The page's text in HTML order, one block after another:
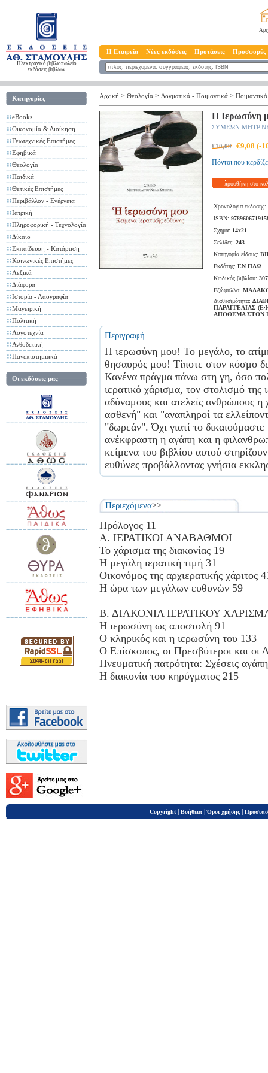
Ηλεκτρονικό βιβλιοπωλείο
εκδόσεις βιβλίων
Η Εταιρεία Νέες εκδόσεις Προτάσεις Προσφορές
Κατηγορίες
eBooks
Οικονομία & Διοίκηση
Γεωτεχνικές Επιστήμες
Εφηβικά
Θεολογία
Παιδικά
Θετικές Επιστήμες
Περιβάλλον - Ενέργεια
Ιατρική
Πληροφορική - Τεχνολογία
Δίκαιο
Εκπαίδευση - Κατάρτιση
Κοινωνικές Επιστήμες
Λεξικά
Διάφορα
Ιστορία - Λαογραφία
Μαγειρική
Πολιτική
Λογοτεχνία
Ανθοδετική
Πανεπιστημιακά
Οι εκδόσεις μας
Αρχική > Θεολογία > Δογματικά - Ποιμαντικά > Ποιμαντικά
Η Ιερωσύνη
ΣΥΜΕΩΝ
€10,09 €9,08 (-
Πόντοι που
προσθήκη στο
Χρονολογία έκδοσης:
ISBN:
Σχήμα: 14x21
Σελίδες: 243
Κατηγορία είδους:
Εκδότης: ΕΝ ΠΛΩ
Κωδικός βιβλίου:
Εξώφυλλο:
Διαθεσιμότητα:
ΠΑΡΑΓΓΕΛΙΑΣ
ΑΠΟΘΕΜΑ ΣΤΟΝ
Περιγραφή
Η ιερωσύνη μου! Το μεγάλο, το
θησαυρός μου! Τίποτε στον κόσμο
Κανένα πράγμα πάνω στη γη, όσο
ιερατικό χάρισμα, τον στολισμό
αδύναμους και ατελείς ανθρώπους
ασθενή" και "αναπληροί τα
"δωρεάν". Όχι γιατί το δικαιούμαστε
ανέκφραστη η αγάπη και η
κείμενα του βιβλίου αυτού
ευθύνες προβάλλοντας γνήσια
Περιεχόμενα>>
Πρόλογος 11
Α. ΙΕΡΑΤΙΚΟΙ ΑΝΑΒΑΘΜΟΙ
Το χάρισμα της διακονίας 19
Η μεγάλη ιερατική τιμή 31
Οικονόμος της αρχιερατικής χάριτος
Η ώρα των μεγάλων ευθυνών 59
Β. ΔΙΑΚΟΝΙΑ ΙΕΡΑΤΙΚΟΥ
Η ιερωσύνη ως αποστολή 91
Ο κληρικός και η ιερωσύνη του 133
Ο Επίσκοπος, οι Πρεσβύτεροι και οι
Πνευματική πατρότητα: Σχέσεις
Η διακονία του κηρύγματος 215
Copyright | Βοήθεια |Όροι χρήσης |